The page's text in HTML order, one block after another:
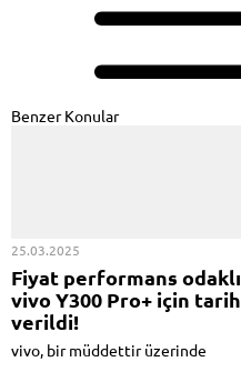
Benzer Konular
25.03.2025
Fiyat performans odaklı
vivo Y300 Pro+ için tarih
verildi!
vivo, bir müddettir üzerinde